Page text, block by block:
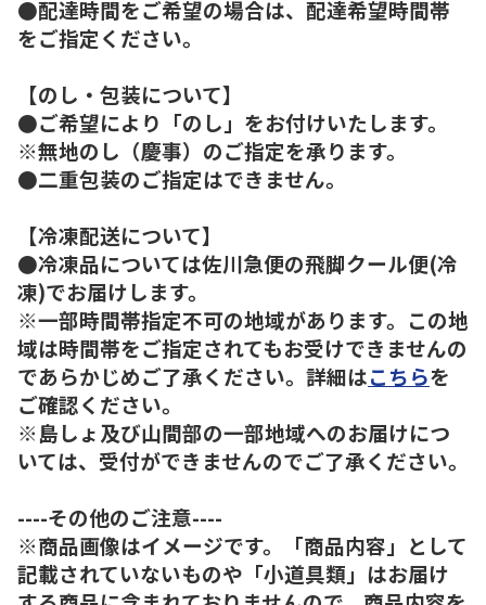
●配達時間をご希望の場合は、配達希望時間帯
をご指定ください。
【のし・包装について】
●ご希望により「のし」をお付けいたします。
※無地のし（慶事）のご指定を承ります。
●二重包装のご指定はできません。
【冷凍配送について】
●冷凍品については佐川急便の飛脚クール便(冷
凍)でお届けします。
※一部時間帯指定不可の地域があります。この地
域は時間帯をご指定されてもお受けできませんの
であらかじめご了承ください。詳細はこちらを
ご確認ください。
※島しょ及び山間部の一部地域へのお届けにつ
いては、受付ができませんのでご了承ください。
----その他のご注意----
※商品画像はイメージです。「商品内容」として
記載されていないものや「小道具類」はお届け